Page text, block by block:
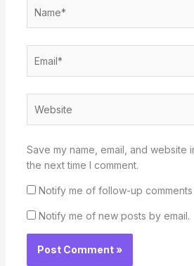
Save my name, email, and website
the next time I comment.
Notify me of follow-up comments
Notify me of new posts by email.